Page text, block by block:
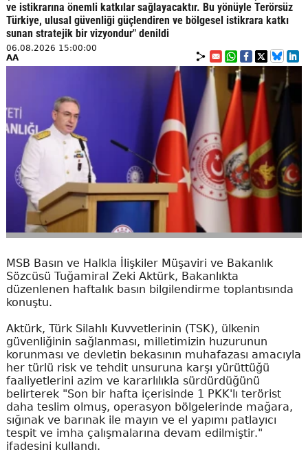
ve istikrarına önemli katkılar sağlayacaktır. Bu yönüyle Terörsüz
Türkiye, ulusal güvenliği güçlendiren ve bölgesel istikrara katkı
sunan stratejik bir vizyondur" denildi
06.08.2026 15:00:00
AA
MSB Basın ve Halkla İlişkiler Müşaviri ve Bakanlık
Sözcüsü Tuğamiral Zeki Aktürk, Bakanlıkta
düzenlenen haftalık basın bilgilendirme toplantısında
konuştu.
Aktürk, Türk Silahlı Kuvvetlerinin (TSK), ülkenin
güvenliğinin sağlanması, milletimizin huzurunun
korunması ve devletin bekasının muhafazası amacıyla
her türlü risk ve tehdit unsuruna karşı yürüttüğü
faaliyetlerini azim ve kararlılıkla sürdürdüğünü
belirterek "Son bir hafta içerisinde 1 PKK'lı terörist
daha teslim olmuş, operasyon bölgelerinde mağara,
sığınak ve barınak ile mayın ve el yapımı patlayıcı
tespit ve imha çalışmalarına devam edilmiştir."
ifadesini kullandı.